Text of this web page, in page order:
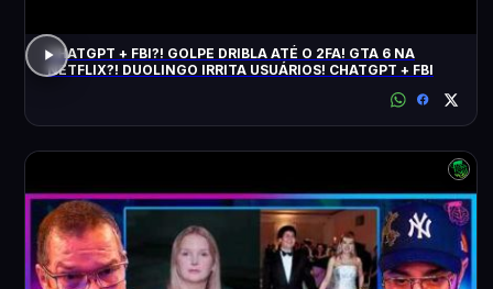
CHATGPT + FBI?! GOLPE DRIBLA ATÉ O 2FA! GTA 6 NA
NETFLIX?! DUOLINGO IRRITA USUÁRIOS! CHATGPT + FBI